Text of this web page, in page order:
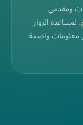
ومقدمي
الزوار
معلومات واضحة